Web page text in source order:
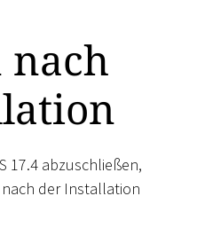
nach
17.4 abzuschließen,
nach der Installation